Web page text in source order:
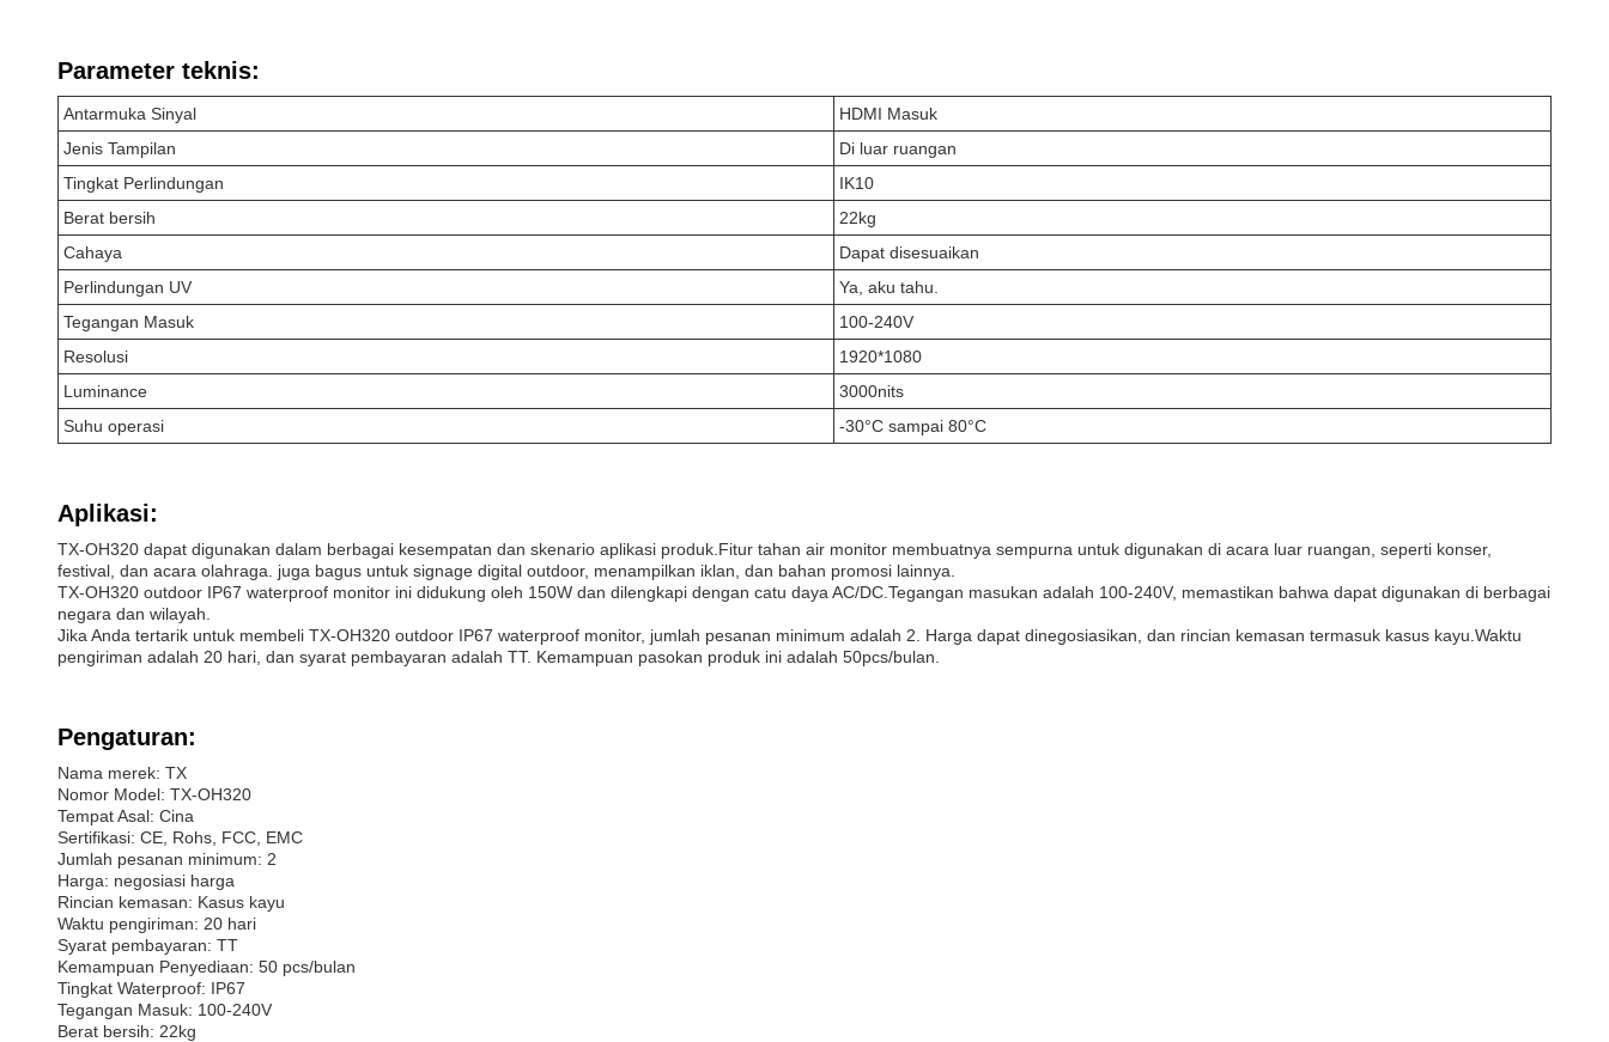
Parameter teknis:
Antarmuka Sinyal
HDMI Masuk
Jenis Tampilan
Di luar ruangan
Tingkat Perlindungan
IK10
Berat bersih
22kg
Cahaya
Dapat disesuaikan
Perlindungan UV
Ya, aku tahu.
Tegangan Masuk
100-240V
Resolusi
1920*1080
Luminance
3000nits
Suhu operasi
-30°C sampai 80°C
Aplikasi:
TX-OH320 dapat digunakan dalam berbagai kesempatan dan skenario aplikasi produk.Fitur tahan air monitor membuatnya sempurna untuk digunakan di acara luar ruangan, seperti konser,
festival, dan acara olahraga. juga bagus untuk signage digital outdoor, menampilkan iklan, dan bahan promosi lainnya.
TX-OH320 outdoor IP67 waterproof monitor ini didukung oleh 150W dan dilengkapi dengan catu daya AC/DC.Tegangan masukan adalah 100-240V, memastikan bahwa dapat digunakan di berbagai
negara dan wilayah.
Jika Anda tertarik untuk membeli TX-OH320 outdoor IP67 waterproof monitor, jumlah pesanan minimum adalah 2. Harga dapat dinegosiasikan, dan rincian kemasan termasuk kasus kayu.Waktu
pengiriman adalah 20 hari, dan syarat pembayaran adalah TT. Kemampuan pasokan produk ini adalah 50pcs/bulan.
Pengaturan:
Nama merek: TX
Nomor Model: TX-OH320
Tempat Asal: Cina
Sertifikasi: CE, Rohs, FCC, EMC
Jumlah pesanan minimum: 2
Harga: negosiasi harga
Rincian kemasan: Kasus kayu
Waktu pengiriman: 20 hari
Syarat pembayaran: TT
Kemampuan Penyediaan: 50 pcs/bulan
Tingkat Waterproof: IP67
Tegangan Masuk: 100-240V
Berat bersih: 22kg